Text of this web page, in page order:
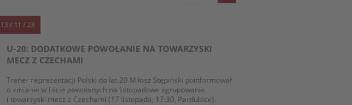
13 / 11 / 23
U-20: DODATKOWE POWOŁANIE NA TOWARZYSKI
MECZ Z CZECHAMI
Trener reprezentacji Polski do lat 20 Miłosz Stępiński poinformował
o zmianie w liście powołanych na listopadowe zgrupowanie
i towarzyski mecz z Czechami (17 listopada, 17:30, Pardubice).